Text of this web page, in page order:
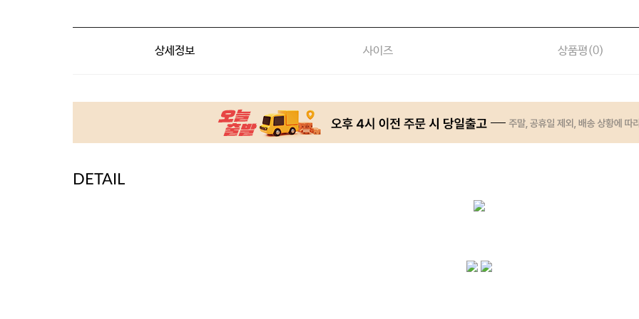
상세정보 사이즈 상품평(0)
DETAIL